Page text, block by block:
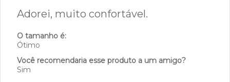
Adorei, muito confortável.
O tamanho é:
Ótimo
Você recomendaria esse produto a um amigo?
Sim